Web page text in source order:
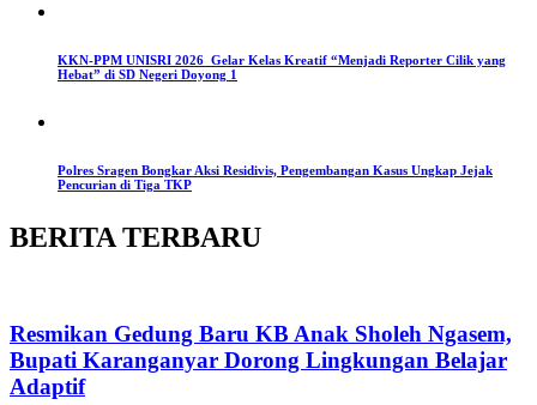
KKN-PPM UNISRI 2026 Gelar Kelas Kreatif “Menjadi Reporter Cilik yang
Hebat” di SD Negeri Doyong 1
Polres Sragen Bongkar Aksi Residivis, Pengembangan Kasus Ungkap Jejak
Pencurian di Tiga TKP
BERITA TERBARU
Resmikan Gedung Baru KB Anak Sholeh Ngasem,
Bupati Karanganyar Dorong Lingkungan Belajar
Adaptif